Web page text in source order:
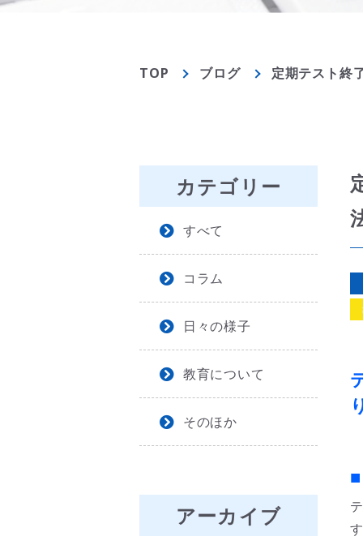
TOP ブログ 定期テスト終
カテゴリー
すべて
コラム
日々の様子
教育について
そのほか
アーカイブ